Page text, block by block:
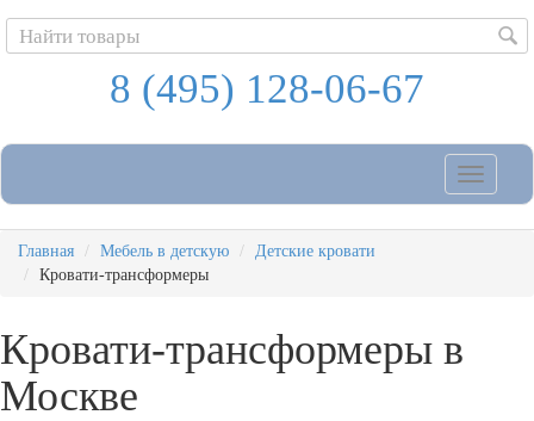
8 (495) 128-06-67
Toggle
Главная Мебель в детскую
Детские кровати
Кровати-трансформеры
Кровати-трансформеры в
Москве